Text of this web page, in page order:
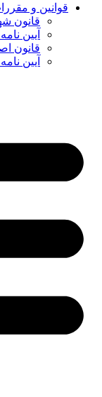
قوانین و
قانون
آیین
قانون
آیین